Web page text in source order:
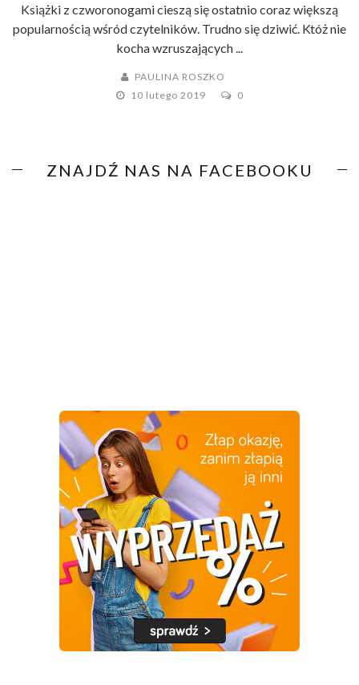
Książki z czworonogami cieszą się ostatnio coraz większą
popularnością wśród czytelników. Trudno się dziwić. Któż nie
kocha wzruszających ...
PAULINA ROSZKO
10 lutego 2019
0
ZNAJDŹ NAS NA FACEBOOKU